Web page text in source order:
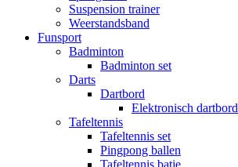
Suspension trainer
Weerstandsband
Funsport
Badminton
Badminton set
Darts
Dartbord
Elektronisch dartbord
Tafeltennis
Tafeltennis set
Pingpong ballen
Tafeltennis batje